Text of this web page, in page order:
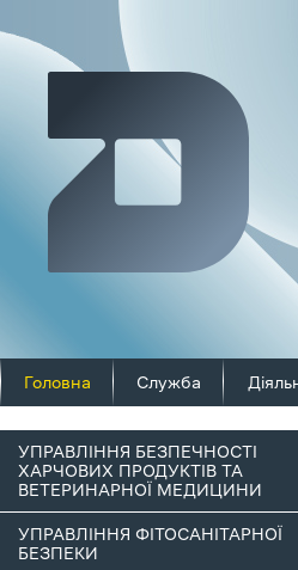
Головна Служба
УПРАВЛІННЯ БЕЗПЕЧНОСТІ
ХАРЧОВИХ ПРОДУКТІВ ТА
ВЕТЕРИНАРНОЇ МЕДИЦИНИ
УПРАВЛІННЯ ФІТОСАНІТАРНОЇ
БЕЗПЕКИ